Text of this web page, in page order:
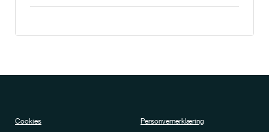
Cookies Personvernerklæring